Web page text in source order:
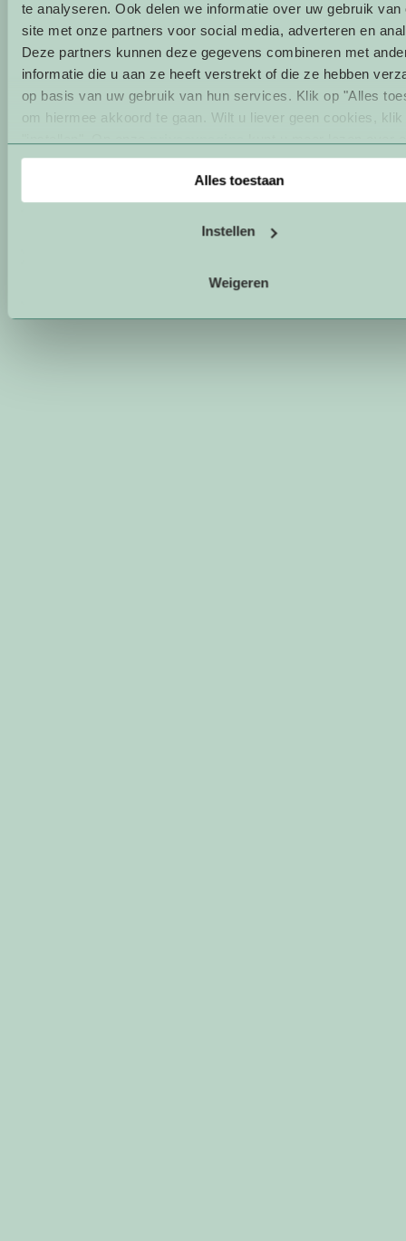
te analyseren. Ook delen we informatie over uw gebruik van
site met onze partners voor social media, adverteren en
Deze partners kunnen deze gegevens combineren met
informatie die u aan ze heeft verstrekt of die ze hebben
op basis van uw gebruik van hun services. Klik op "Alles
om hiermee akkoord te gaan. Wilt u liever geen cookies, klik
cookies.
Alles toestaan
Instellen
Weigeren